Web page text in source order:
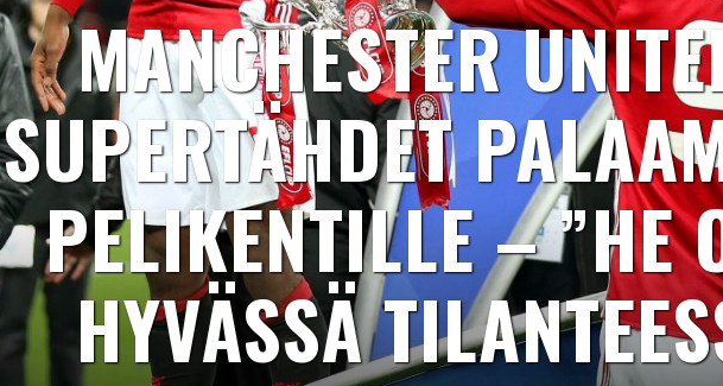
MANCHESTER
SUPERTÄHDET
PELIKENTILLE – ”HE
HYVÄSSÄ